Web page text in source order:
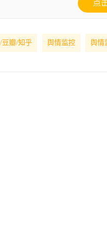
点
豆瓣/知乎 舆情监控 舆情